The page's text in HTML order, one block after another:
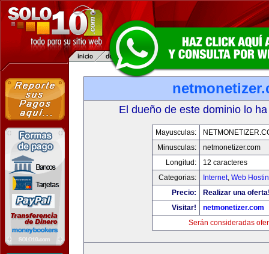
El dueño de este dominio lo
Mayusculas:
Minusculas:
netmonetizer.com
Longitud:
12 caracteres
Categorias:
Internet, Web
Precio:
Realizar una
Visitar!
netmonetizer.com
Serán consideradas